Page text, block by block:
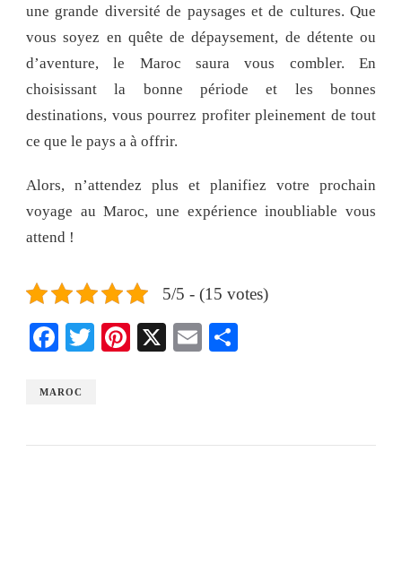
une grande diversité de paysages et de cultures. Que
vous soyez en quête de dépaysement, de détente ou
d’aventure, le Maroc saura vous combler. En
choisissant la bonne période et les bonnes
destinations, vous pourrez profiter pleinement de tout
ce que le pays a à offrir.
Alors, n’attendez plus et planifiez votre prochain
voyage au Maroc, une expérience inoubliable vous
attend !
5/5 - (15 votes)
Facebook
TwitterPinterest
X Email
MAROC